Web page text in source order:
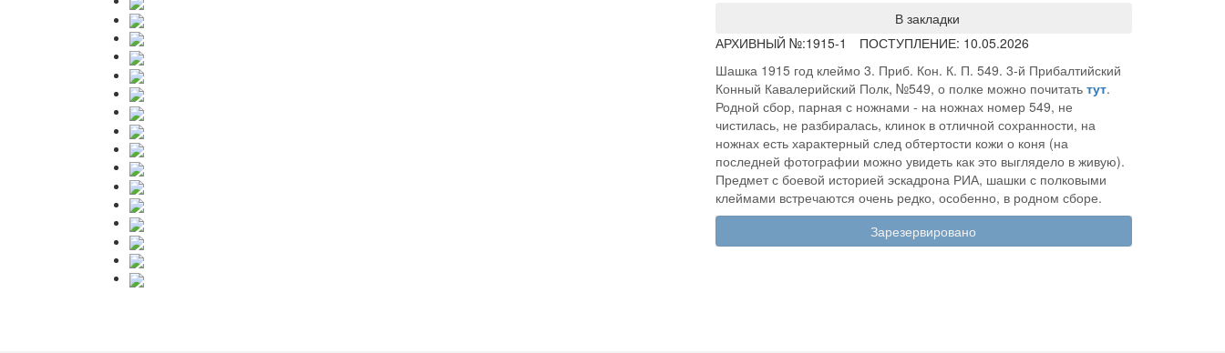
В закладки
АРХИВНЫЙ №:1915-1
ПОСТУПЛЕНИЕ: 10.05.2026
Шашка 1915 год клеймо 3. Приб. Кон. К. П. 549. 3-й Прибалтийский
Конный Кавалерийский Полк, №549, о полке можно почитать тут.
Родной сбор, парная с ножнами - на ножнах номер 549, не
чистилась, не разбиралась, клинок в отличной сохранности, на
ножнах есть характерный след обтертости кожи о коня (на
последней фотографии можно увидеть как это выглядело в живую).
Предмет с боевой историей эскадрона РИА, шашки с полковыми
клеймами встречаются очень редко, особенно, в родном сборе.
Зарезервировано